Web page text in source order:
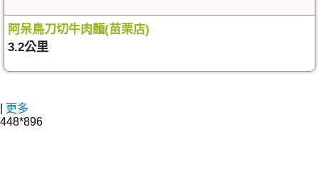
阿呆鳥刀切牛肉麵(苗栗店)
3.2公里
更多
448*896